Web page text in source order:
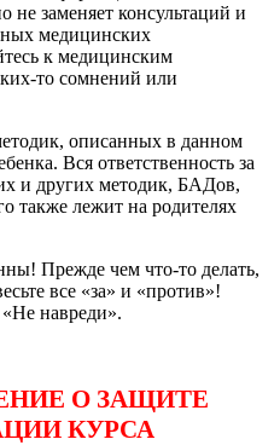
не заменяет консультаций и
медицинских
к медицинским
то сомнений или
описанных в данном
Вся ответственность за
и других методик, БАДов,
также лежит на родителях
Прежде чем что-то делать,
все «за» и «против»!
навреди».
О ЗАЩИТЕ
КУРСА